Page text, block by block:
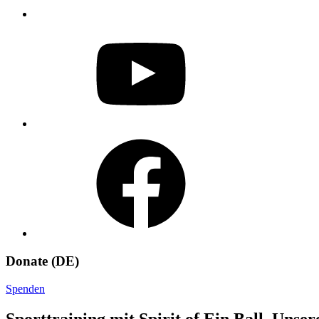
Donate (DE)
Spenden